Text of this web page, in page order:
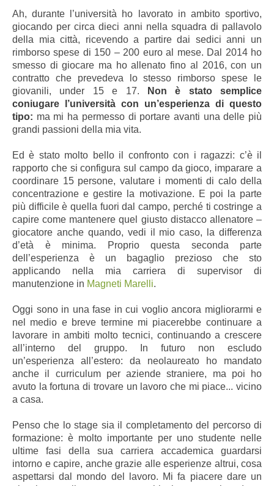
Ah, durante l’università ho lavorato in ambito sportivo,
giocando per circa dieci anni nella squadra di pallavolo
della mia città, ricevendo a partire dai sedici anni un
rimborso spese di 150 – 200 euro al mese. Dal 2014 ho
smesso di giocare ma ho allenato fino al 2016, con un
contratto che prevedeva lo stesso rimborso spese le
giovanili, under 15 e 17.
Non è stato semplice
coniugare l’università con un’esperienza di questo
tipo: ma mi ha permesso di portare avanti una delle più
grandi passioni della mia vita.
Ed è stato molto bello il confronto con i ragazzi: c’è il
rapporto che si configura sul campo da gioco, imparare a
coordinare 15 persone, valutare i momenti di calo della
concentrazione e gestire la motivazione. E poi la parte
più difficile è quella fuori dal campo, perché ti costringe a
capire come mantenere quel giusto distacco allenatore –
giocatore anche quando, vedi il mio caso, la differenza
d’età è minima. Proprio questa seconda parte
dell’esperienza è un bagaglio prezioso che sto
applicando nella mia carriera di supervisor di
manutenzione in Magneti Marelli.
Oggi sono in una fase in cui voglio ancora migliorarmi e
nel medio e breve termine mi piacerebbe continuare a
lavorare in ambiti molto tecnici, continuando a crescere
all’interno del gruppo. In futuro non escludo
un’esperienza all’estero: da neolaureato ho mandato
anche il curriculum per aziende straniere, ma poi ho
avuto la fortuna di trovare un lavoro che mi piace... vicino
a casa.
Penso che lo stage sia il completamento del percorso di
formazione: è molto importante per uno studente nelle
ultime fasi della sua carriera accademica guardarsi
intorno e capire, anche grazie alle esperienze altrui, cosa
aspettarsi dal mondo del lavoro. Mi fa piacere dare un